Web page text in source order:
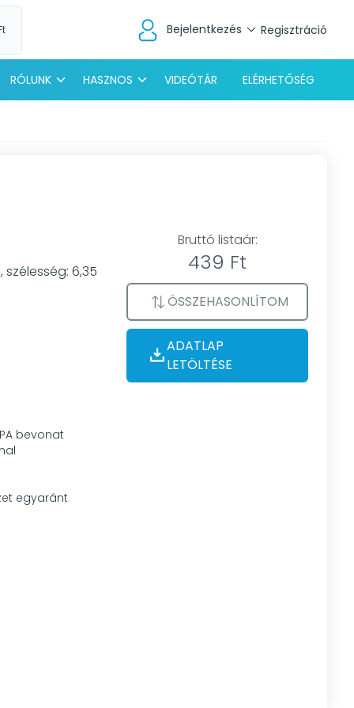
Bejelentkezés Regisztráció
RÓLUNK HASZNOS VIDEÓTÁR ELÉRHETŐSÉG
6,35
bevonat
egyaránt
Bruttó listaár:
439 Ft
ÖSSZEHASONLÍTOM
ADATLAP
LETÖLTÉSE